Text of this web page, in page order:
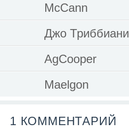
McCann
Джо Триббиани
AgCooper
Maelgon
1 КОММЕНТАРИЙ